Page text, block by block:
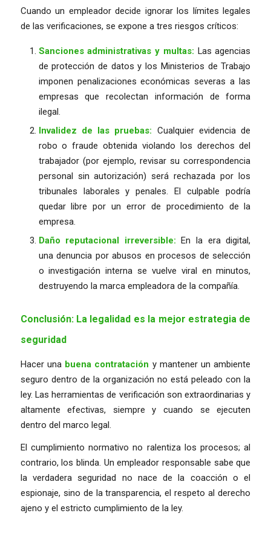
Cuando un empleador decide ignorar los límites legales
de las verificaciones, se expone a tres riesgos críticos:
Sanciones administrativas y multas: Las agencias
de protección de datos y los Ministerios de Trabajo
imponen penalizaciones económicas severas a las
empresas que recolectan información de forma
ilegal.
Invalidez de las pruebas: Cualquier evidencia de
robo o fraude obtenida violando los derechos del
trabajador (por ejemplo, revisar su correspondencia
personal sin autorización) será rechazada por los
tribunales laborales y penales. El culpable podría
quedar libre por un error de procedimiento de la
empresa.
Daño reputacional irreversible: En la era digital,
una denuncia por abusos en procesos de selección
o investigación interna se vuelve viral en minutos,
destruyendo la marca empleadora de la compañía.
Conclusión: La legalidad es la mejor estrategia de
seguridad
Hacer una buena contratación y mantener un ambiente
seguro dentro de la organización no está peleado con la
ley. Las herramientas de verificación son extraordinarias y
altamente efectivas, siempre y cuando se ejecuten
dentro del marco legal.
El cumplimiento normativo no ralentiza los procesos; al
contrario, los blinda. Un empleador responsable sabe que
la verdadera seguridad no nace de la coacción o el
espionaje, sino de la transparencia, el respeto al derecho
ajeno y el estricto cumplimiento de la ley.